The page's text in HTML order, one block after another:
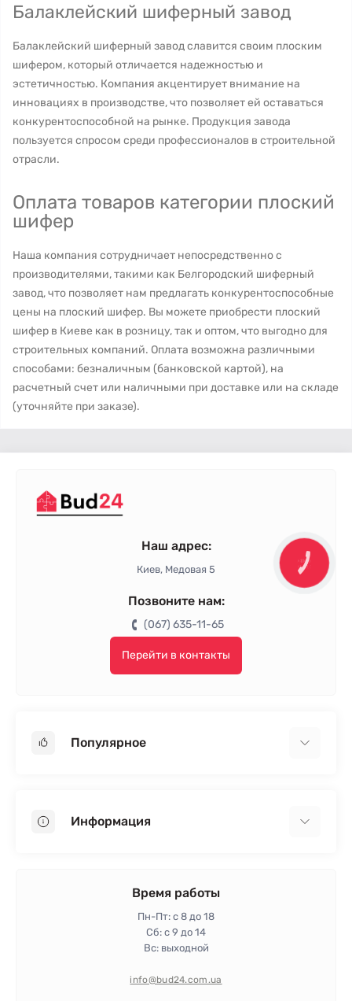
Балаклейский шиферный завод
Балаклейский шиферный завод славится своим плоским
шифером, который отличается надежностью и
эстетичностью. Компания акцентирует внимание на
инновациях в производстве, что позволяет ей оставаться
конкурентоспособной на рынке. Продукция завода
пользуется спросом среди профессионалов в строительной
отрасли.
Оплата товаров категории плоский
шифер
Наша компания сотрудничает непосредственно с
производителями, такими как Белгородский шиферный
завод, что позволяет нам предлагать конкурентоспособные
цены на плоский шифер. Вы можете приобрести плоский
шифер в Киеве как в розницу, так и оптом, что выгодно для
строительных компаний. Оплата возможна различными
способами: безналичным (банковской картой), на
расчетный счет или наличными при доставке или на складе
(уточняйте при заказе).
Наш адрес:
Киев, Медовая 5
Позвоните нам:
(067) 635-11-65
Перейти в контакты
Популярное
Пенопласт
Информация
Политика конфиденциальности
Время работы
Пн-Пт: с 8 до 18
Сб: с 9 до 14
Вс: выходной
info@bud24.com.ua
КНОПКА
ЗВ'ЯЗКУ